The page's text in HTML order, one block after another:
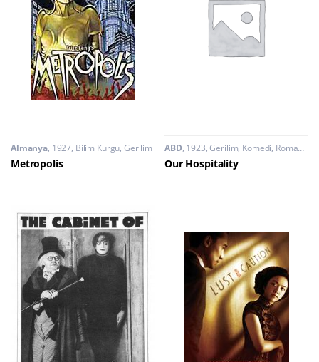
Almanya 1927 Bilim Kurgu,Gerilim
Metropolis
ABD 1923 Gerilim, Komedi, Romantik
Our Hospitality